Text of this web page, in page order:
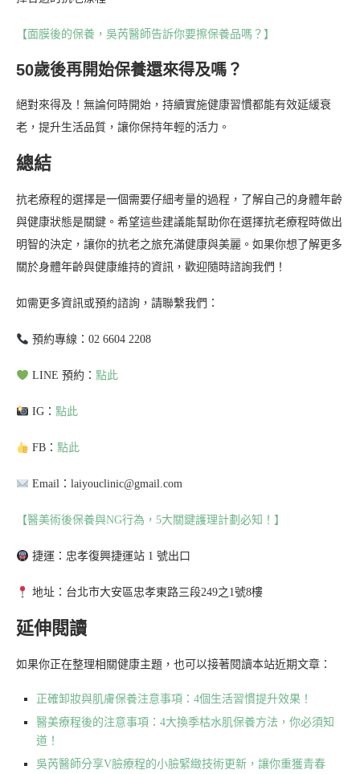
【面膜後的保養，吳芮醫師告訴你要擦保養品嗎？】
50歲後再開始保養還來得及嗎？
絕對來得及！無論何時開始，持續實施健康習慣都能有效延緩衰
老，提升生活品質，讓你保持年輕的活力。
總結
抗老療程的選擇是一個需要仔細考量的過程，了解自己的身體年齡
與健康狀態是關鍵。希望這些建議能幫助你在選擇抗老療程時做出
明智的決定，讓你的抗老之旅充滿健康與美麗。如果你想了解更多
關於身體年齡與健康維持的資訊，歡迎隨時諮詢我們！
如需更多資訊或預約諮詢，請聯繫我們：
預約專線：02 6604 2208
LINE 預約： 點此
IG： 點此
FB： 點此
Email：laiyouclinic@gmail.com
【醫美術後保養與NG行為，5大關鍵護理計劃必知！】
捷運：忠孝復興捷運站 1 號出口
地址：台北市大安區忠孝東路三段249之1號8樓
延伸閱讀
如果你正在整理相關健康主題，也可以接著閱讀本站近期文章：
正確卸妝與肌膚保養注意事項：4個生活習慣提升效果！
醫美療程後的注意事項：4大換季枯水肌保養方法，你必須知
道！
吳芮醫師分享V臉療程的小臉緊緻技術更新，讓你重獲青春